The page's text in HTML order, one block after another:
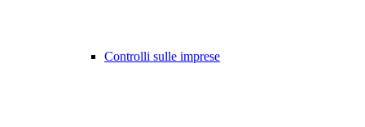
Controlli sulle imprese